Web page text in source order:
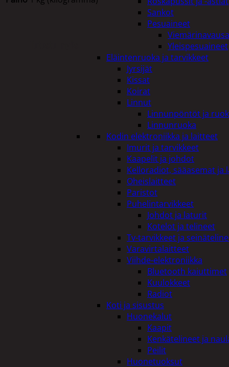
Sankot
Pesuaineet
Yleispesuaineet
Eläintenruoka ja tarvikkeet
Jyrsijät
Kissat
Koirat
Linnut
Linnunpöntöt ja
Linnunruoka
Kodin elektroniikka ja laitteet
Imurit ja tarvikkeet
Kaapelit ja johdot
Kelloradiot, sääasemat
Oheislaitteet
Paristot
Puhelintarvikkeet
Johdot ja laturit
Kotelot ja telineet
Tv-tarvikkeet ja
Varavirtalaitteet
Viihde-elektroniikka
Bluetooth kaiuttimet
Kuulokkeet
Radiot
Koti ja sisustus
Huonekalut
Kaapit
Kenkätelineet ja
Peilit
Huonetuoksut